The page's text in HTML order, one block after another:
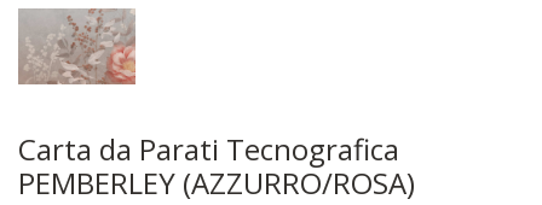
Carta da Parati Tecnografica
PEMBERLEY (AZZURRO/ROSA)